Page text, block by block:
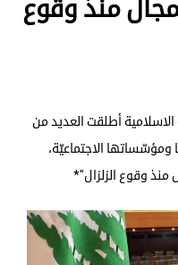
منذ وقوع
أطلقت العديد من
ومؤسّساتها الاجتماعيّة،
منذ وقوع الزلزال"*